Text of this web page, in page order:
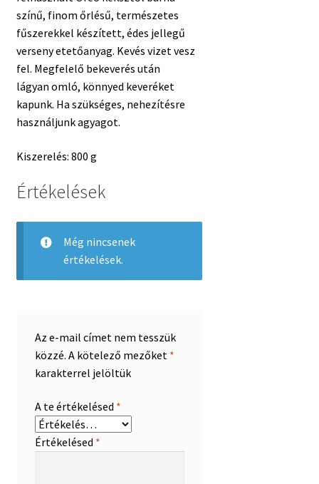
színű, finom őrlésű, természetes
fűszerekkel készített, édes jellegű
verseny etetőanyag. Kevés vizet vesz
fel. Megfelelő bekeverés után
lágyan omló, könnyed keveréket
kapunk. Ha szükséges, nehezítésre
használjunk agyagot.
Kiszerelés: 800 g
Értékelések
Még nincsenek
értékelések.
Az e-mail címet nem tesszük
közzé. A kötelező mezőket *
karakterrel jelöltük
A te értékelésed *
Értékelésed *